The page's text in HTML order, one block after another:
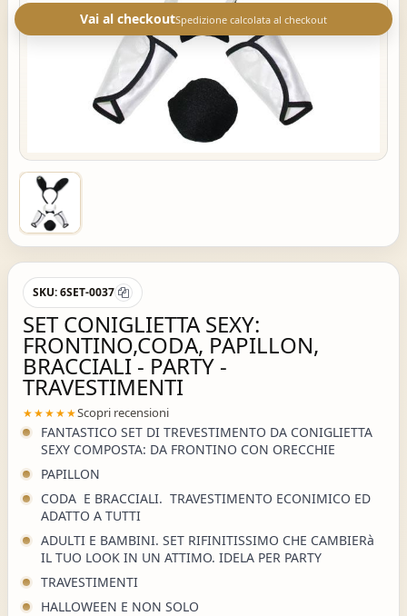
Vai al checkoutSpedizione calcolata al checkout
SKU:6SET-0037
SET CONIGLIETTA SEXY:
FRONTINO,CODA, PAPILLON,
BRACCIALI - PARTY -
TRAVESTIMENTI
★★★★★Scopri recensioni
FANTASTICO SET DI TREVESTIMENTO DA CONIGLIETTA
SEXY COMPOSTA: DA FRONTINO CON ORECCHIE
PAPILLON
CODA E BRACCIALI. TRAVESTIMENTO ECONIMICO ED
ADATTO A TUTTI
ADULTI E BAMBINI. SET RIFINITISSIMO CHE CAMBIERà
IL TUO LOOK IN UN ATTIMO. IDELA PER PARTY
TRAVESTIMENTI
HALLOWEEN E NON SOLO